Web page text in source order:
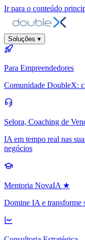
Ir para o conteúdo
Soluções ▾
Para Empreendedores
Comunidade DoubleX:
Selora, Coaching de
IA em tempo real nas
negócios
Mentoria NovaIA ★
Domine IA e transforme